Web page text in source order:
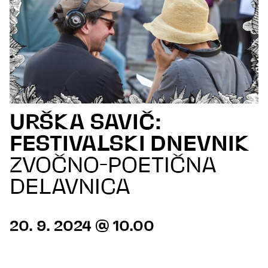
URŠKA SAVIČ:
FESTIVALSKI DNEVNIK
ZVOČNO-POETIČNA
DELAVNICA
20. 9. 2024 @ 10.00